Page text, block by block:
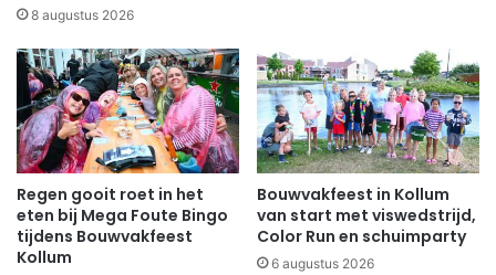
8 augustus 2026
Regen gooit roet in het
eten bij Mega Foute Bingo
tijdens Bouwvakfeest
Kollum
Bouwvakfeest in Kollum
van start met viswedstrijd,
Color Run en schuimparty
6 augustus 2026